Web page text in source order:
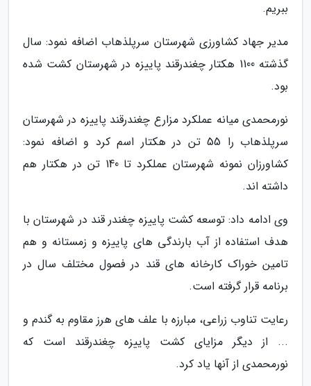
ببریم.
مدیر جهاد کشاورزی شهرستان سرپلذهاب اضافه نمود: سال
گذشته 1100 هکتار چغندرقند پاییزه در شهرستان کشت شده
بود.
نورمحمدی میانه عملکرد مزارع چغندرقند پاییزه در شهرستان
سرپلذهاب را 55 تن در هکتار اسم کرد و اضافه نمود:
کشاورزان نمونه شهرستان عملکرد تا 140 تن در هکتار هم
داشته اند.
وی ادامه داد: توسعه کشت پاییزه چغندر قند در شهرستان با
هدف استفاده از آب بارندگی های پاییزه و زمستانه و هم
تامین خوراک کارخانه های قند در فصول مختلف سال در
برنامه قرار گرفته است.
رعایت تناوب زراعی، مبارزه با علف های هرز مقاوم به گندم و
... از دیگر مزایای کشت پاییزه چغندرقند است که
نورمحمدی از آنها یاد کرد.